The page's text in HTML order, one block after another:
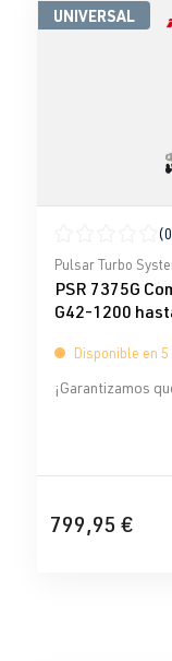
UNIVERSAL
Calificación
Pulsar Turbo
PSR 7375G
G42-1200
Disponible en 5
¡Garantizamos
799,95 €